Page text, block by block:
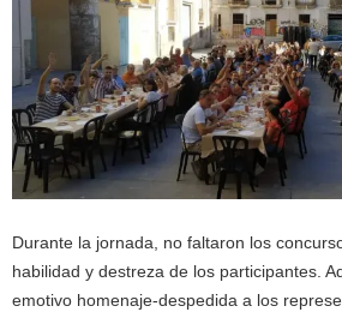
Durante la jornada, no faltaron los
habilidad y destreza de los participantes.
emotivo homenaje-despedida a los